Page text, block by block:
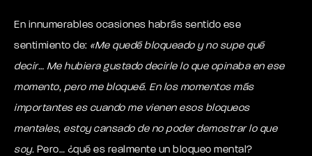
En innumerables ocasiones habrás sentido ese
sentimiento de: «Me quedé bloqueado y no supe qué
decir… Me hubiera gustado decirle lo que opinaba en ese
momento, pero me bloqueé. En los momentos más
importantes es cuando me vienen esos bloqueos
mentales, estoy cansado de no poder demostrar lo que
soy. Pero… ¿qué es realmente un bloqueo mental?